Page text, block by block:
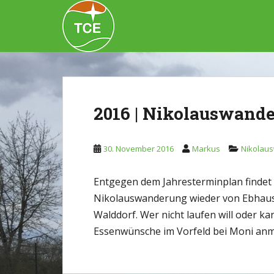
Skip to main content
2016 |
30. November 2016 Markus
Entgegen dem Jahresterminplan
Nikolauswanderung wieder von
Walddorf. Wer nicht laufen will oder
Essenwünsche im Vorfeld bei Moni